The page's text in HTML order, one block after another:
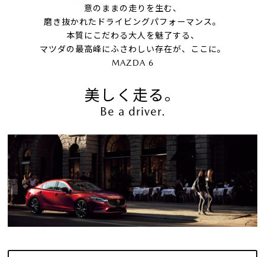
意のままの走りを生む、
磨き抜かれたドライビングパフォーマンス。
本質にこだわる大人を魅了する、
マツダの最高峰にふさわしい存在が、ここに。
MAZDA 6
美しく走る。
Be a driver.